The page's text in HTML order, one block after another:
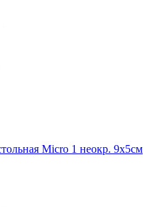
Micro 1 неокр. 9х5см